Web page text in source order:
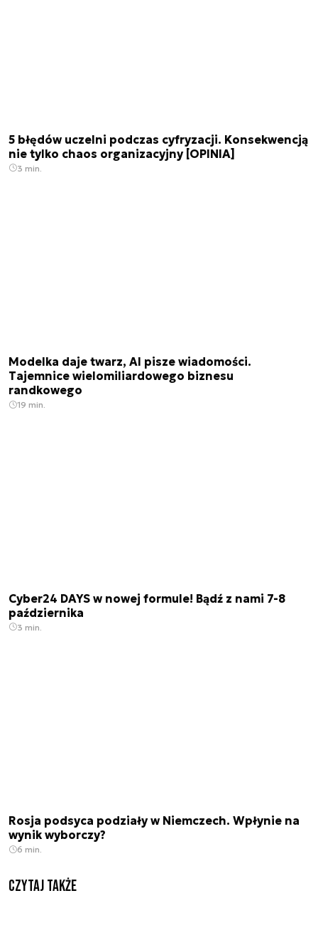
5 błędów uczelni podczas cyfryzacji. Konsekwencją
nie tylko chaos organizacyjny [OPINIA]
3 min.
Modelka daje twarz, AI pisze wiadomości.
Tajemnice wielomiliardowego biznesu
randkowego
19 min.
Cyber24 DAYS w nowej formule! Bądź z nami 7-8
października
3 min.
Rosja podsyca podziały w Niemczech. Wpłynie na
wynik wyborczy?
6 min.
Czytaj także